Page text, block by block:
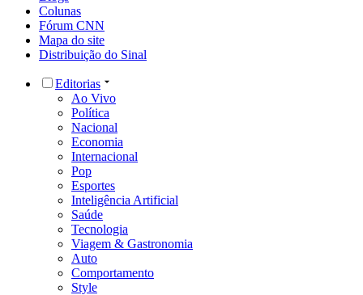
Colunas
Fórum CNN
Mapa do site
Distribuição do Sinal
Editorias
Ao Vivo
Política
Nacional
Economia
Internacional
Pop
Esportes
Inteligência Artificial
Saúde
Tecnologia
Viagem & Gastronomia
Auto
Comportamento
Style